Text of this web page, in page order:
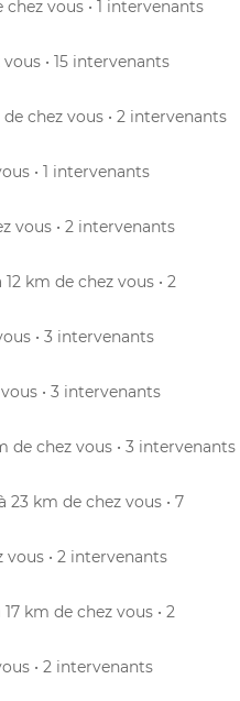
chez vous • 1 intervenants
vous • 15 intervenants
de chez vous • 2 intervenants
• 1 intervenants
vous • 2 intervenants
12 km de chez vous • 2
• 3 intervenants
• 3 intervenants
de chez vous • 3 intervenants
à 23 km de chez vous • 7
vous • 2 intervenants
17 km de chez vous • 2
• 2 intervenants